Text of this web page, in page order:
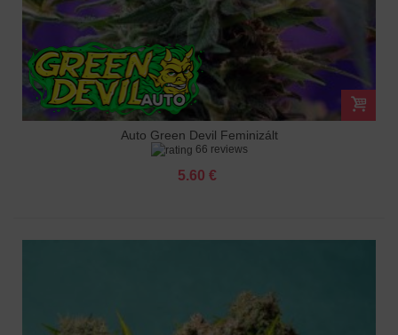
Auto Green Devil Feminizált
66 reviews
5.60 €